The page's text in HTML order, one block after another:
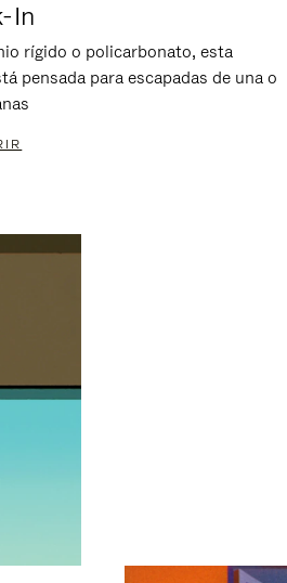
In
rígido o policarbonato, esta
pensada para escapadas de una o